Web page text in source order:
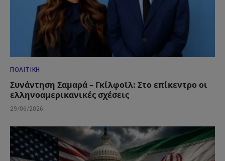
ΠΟΛΙΤΙΚΉ
Συνάντηση Σαμαρά – Γκίλφοϊλ: Στο επίκεντρο οι
ελληνοαμερικανικές σχέσεις
29/06/2026